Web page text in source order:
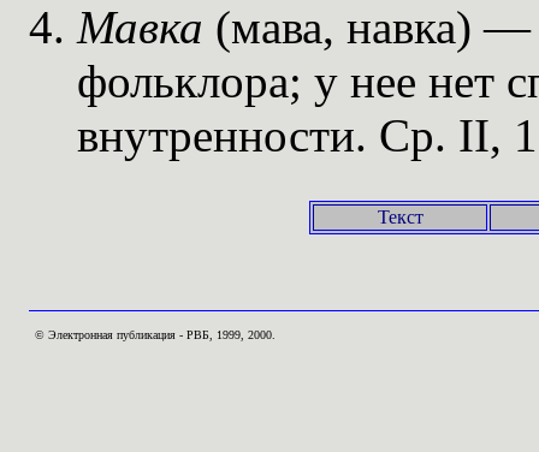
Мавка (мава, навка) —
фольклора; у нее нет
внутренности. Cp. II,
Текст
© Электронная публикация - РВБ, 1999, 2000.